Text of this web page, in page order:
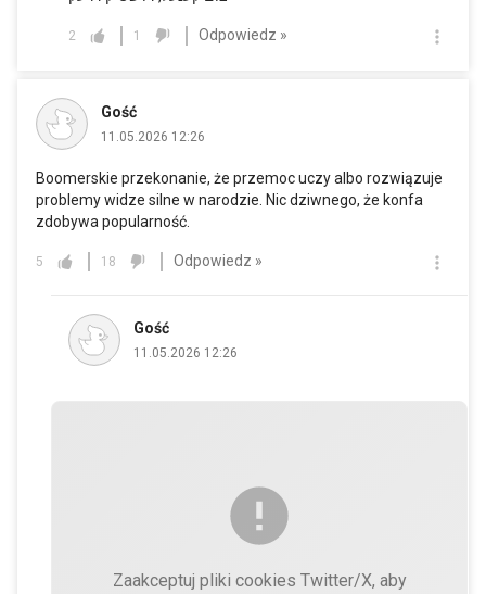
2 1 Odpowiedz »
Gość
11.05.2026 12:26
Boomerskie przekonanie, że przemoc uczy albo rozwiązuje
problemy widze silne w narodzie. Nic dziwnego, że konfa
zdobywa popularność.
5 18 Odpowiedz »
Gość
11.05.2026 12:26
Zaakceptuj pliki cookies Twitter/X, aby